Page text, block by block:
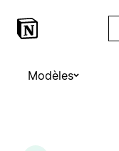
Modèles